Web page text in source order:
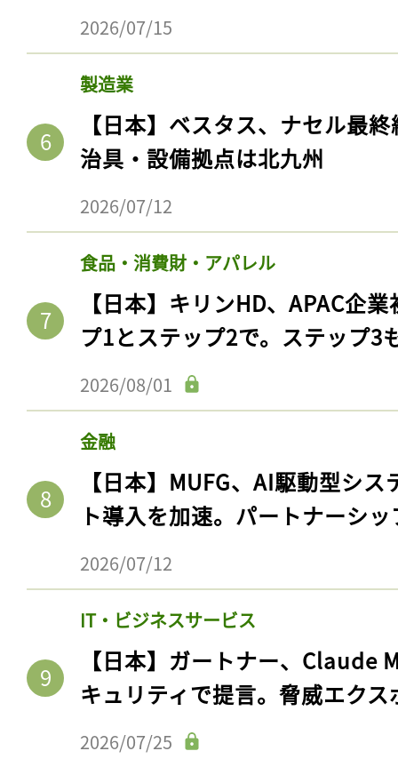
2026/07/15
製造業
【日本】ベスタス、ナセル最
治具・設備拠点は北九州
2026/07/12
食品・消費財・アパレル
【日本】キリンHD、APAC企
プ1とステップ2で。ステップ3
2026/08/01
金融
【日本】MUFG、AI駆動型シ
ト導入を加速。パートナーシ
2026/07/12
IT・ビジネスサービス
【日本】ガートナー、Claude
キュリティで提言。脅威エク
2026/07/25